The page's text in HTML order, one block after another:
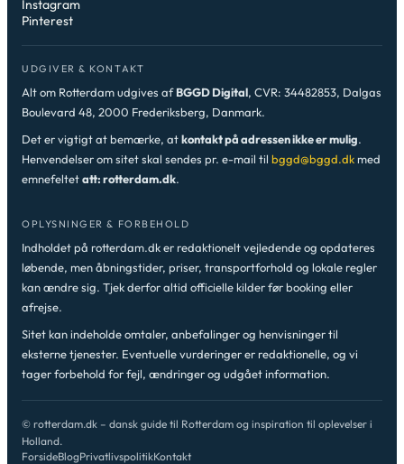
Instagram
Pinterest
UDGIVER & KONTAKT
Alt om Rotterdam udgives afBGGD Digital, CVR: 34482853, Dalgas
Boulevard 48, 2000 Frederiksberg, Danmark.
Det er vigtigt at bemærke, atkontakt på adressen ikke er mulig.
Henvendelser om sitet skal sendes pr. e-mail til bggd@bggd.dkmed
emnefeltetatt: rotterdam.dk.
OPLYSNINGER & FORBEHOLD
Indholdet på rotterdam.dk er redaktionelt vejledende og opdateres
løbende, men åbningstider, priser, transportforhold og lokale regler
kan ændre sig. Tjek derfor altid officielle kilder før booking eller
afrejse.
Sitet kan indeholde omtaler, anbefalinger og henvisninger til
eksterne tjenester. Eventuelle vurderinger er redaktionelle, og vi
tager forbehold for fejl, ændringer og udgået information.
© rotterdam.dk – dansk guide til Rotterdam og inspiration til oplevelser i
Holland.
ForsideBlogPrivatlivspolitikKontakt